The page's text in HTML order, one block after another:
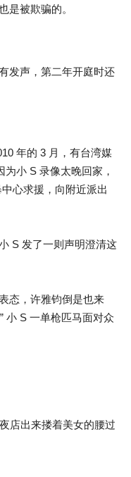
是被欺骗的。
发声，第二年开庭时还
年的 3 月，有台湾媒
为小 S 录像太晚回家，
心求援，向附近派出
S 发了一则声明澄清这
态，许雅钧倒是也来
小 S 一单枪匹马面对众
店出来搂着美女的腰过